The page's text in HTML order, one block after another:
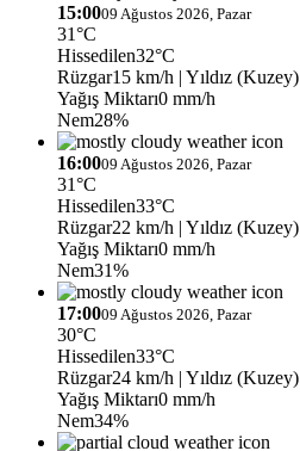
15:0009 Ağustos 2026, Pazar
31°C
Hissedilen32°C
Rüzgar15 km/h | Yıldız (Kuzey)
Yağış Miktarı0 mm/h
Nem28%
16:0009 Ağustos 2026, Pazar
31°C
Hissedilen33°C
Rüzgar22 km/h | Yıldız (Kuzey)
Yağış Miktarı0 mm/h
Nem31%
17:0009 Ağustos 2026, Pazar
30°C
Hissedilen33°C
Rüzgar24 km/h | Yıldız (Kuzey)
Yağış Miktarı0 mm/h
Nem34%